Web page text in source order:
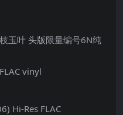
玉叶 头版限量编号6N纯
vinyl
Hi-Res FLAC